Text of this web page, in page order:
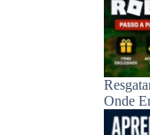
Onde